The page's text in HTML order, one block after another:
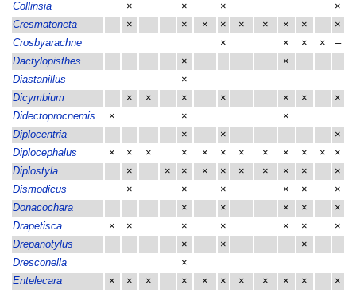
Collinsia
× × ×
×
Cresmatoneta
× × × × × × × × ×
Crosbyarachne
× × × × –
Dactylopisthes
×
×
Diastanillus
×
Dicymbium
× × × × × × ×
Didectoprocnemis
× ×
×
Diplocentria
× ×
×
Diplocephalus
× × × × × × × × × × × ×
Diplostyla
× × × × × × × × × ×
Dismodicus
× × × × × ×
Donacochara
× × × ×
×
Drapetisca
× × × × × × ×
Drepanotylus
× ×
×
Dresconella
×
Entelecara
× × × × × × × × × ×
×